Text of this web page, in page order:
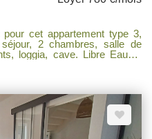
cet appartement type 3,
2 chambres, salle de
cave. Libre Eau et